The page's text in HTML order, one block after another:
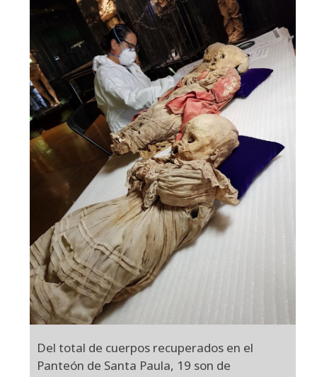
Del total de cuerpos recuperados en el
Panteón de Santa Paula, 19 son de